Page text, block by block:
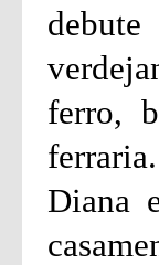
ferro,
Diana